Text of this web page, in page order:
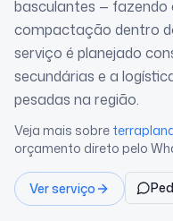
basculantes —
compactação dentro
serviço é planejado
secundárias e a
pesadas na região.
Veja mais sobre
orçamento direto pelo
Ver serviço